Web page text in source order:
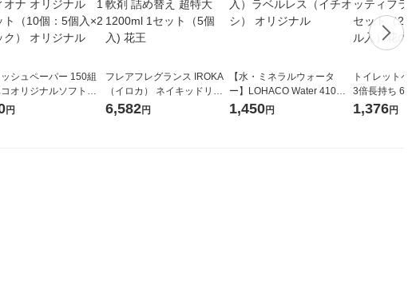
シュペーパー 150組
オリジナルソフトパ
ィッシュ フィオナ オ
円
フレアフレグランス IROKA
（イロカ） ネイキッドリリ
ーの香り 柔軟剤 詰め替え 超
特大 1200ml 1セット（5個
6,582円
【水・ミネラルウォータ
ー】LOHACO Water 410ml
1箱（20本入）ラベルレス
（イチオシ） オリジナル
1,450円
トイレットペ
3倍長持ち 6ロール
紙配合 スコッ
パック 1セッ
1,376円